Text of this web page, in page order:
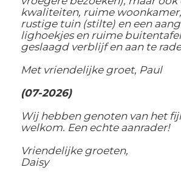
kwaliteiten, ruime
rustige tuin (stilte) en een
lighoekjes en ruime
geslaagd verblijf en aan te
Met vriendelijke groet, Paul
(07-2026)
Wij hebben genoten van het
welkom. Een echte aanrader!
Vriendelijke groeten,
Daisy